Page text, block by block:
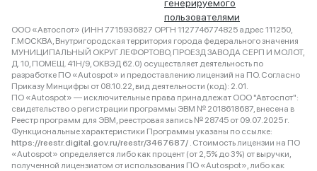
генерируемого
пользователями
ООО «Автоспот» (ИНН 7715936827 ОРГН 1127746774825 адрес 111250,
Г.МОСКВА, Внутригородская территория города федерального значения
МУНИЦИПАЛЬНЫЙ ОКРУГ ЛЕФОРТОВО, ПРОЕЗД ЗАВОДА СЕРП И МОЛОТ,
Д. 10, ПОМЕЩ. 41Н/9, ОКВЭД 62.0) осуществляет деятельность по
разработке ПО «Autospot» и предоставлению лицензий на ПО. Согласно
Приказу Минцифры от 08.10.22, вид деятельности (код): 2.01.
ПО «Autospot» — исключительные права принадлежат ООО "Автоспот":
свидетельство о регистрации программы ЭВМ № 2018618687, внесена в
Реестр программ для ЭВМ, реестровая запись № 28745 от 09.07.2025 г.
Функциональные характеристики Программы указаны по ссылке:
https://reestr.digital.gov.ru/reestr/3467687/ . Стоимость лицензии на ПО
«Autospot» определяется либо как процент (от 2,5% до 3%) от выручки,
полученной лицензиатом от использования ПО «Autospot», либо как